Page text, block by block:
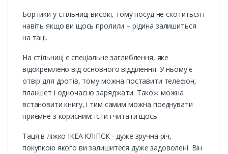
Бортики у стільниці високі, тому посуд не скотиться і
навіть якщо ви щось пролили – рідина залишиться
на таці.
На стільниці є спеціальне заглиблення, яке
відокремлено від основного відділення. У ньому є
отвір для дротів, тому можна поставити телефон,
планшет і одночасно заряджати. Також можна
встановити книгу, і тим самим можна поєднувати
приємне з корисним: їсти і читати щось.
Таця в ліжко ІКЕА КЛІПСК - дуже зручна річ,
покупкою якого ви залишитеся дуже задоволені. Він